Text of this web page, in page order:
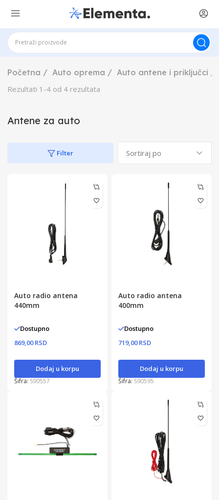
Početna Auto oprema
Auto antene i priključci
Rezultati 1 -4 od 4 rezultata
Antene za auto
Filter
Auto radio antena
440mm
Dostupno
869,00 RSD
Dodaj u korpu
Šifra: S90557
Auto radio antena
400mm
Dostupno
719,00 RSD
Dodaj u korpu
Šifra: S90595